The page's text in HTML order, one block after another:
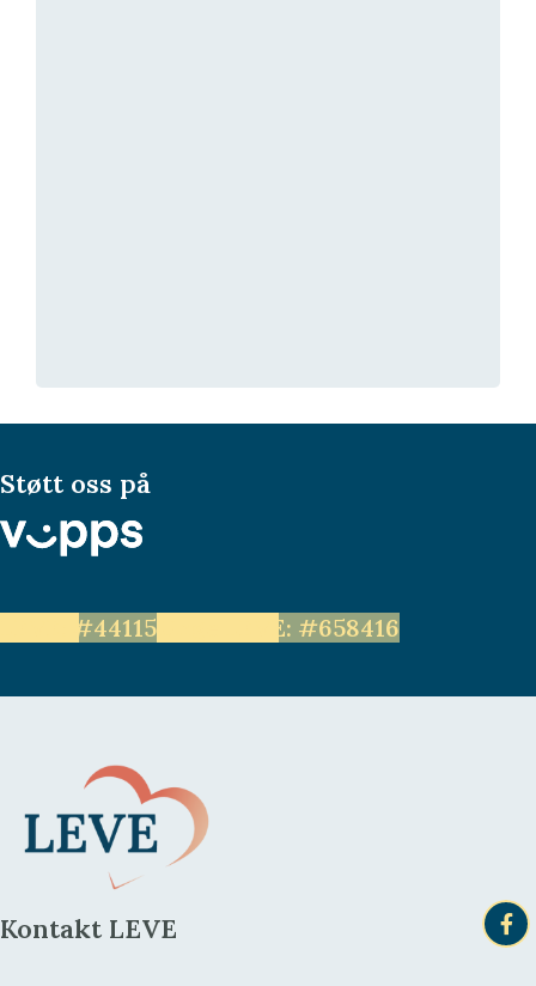
Støtt oss på
LEVE: #44115 Unge LEVE: #658416
Kontakt LEVE